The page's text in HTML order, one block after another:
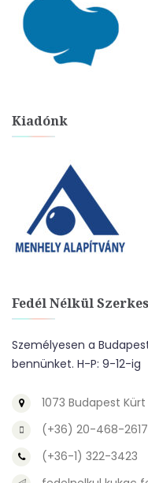
Kiadónk
Fedél Nélkül
Személyesen a
bennünket. H-P: 9-12-ig
1073 Budapest
(+36) 20-468-
(+36-1) 322-3423